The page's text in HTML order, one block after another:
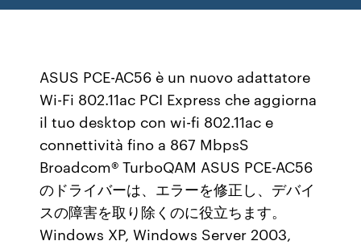
ASUS PCE-AC56 è un nuovo adattatore
Wi-Fi 802.11ac PCI Express che aggiorna
il tuo desktop con wi-fi 802.11ac e
connettività fino a 867 MbpsS
Broadcom® TurboQAM ASUS PCE-AC56
のドライバーは、エラーを修正し、デバイ
スの障害を取り除くのに役立ちます。
Windows XP, Windows Server 2003,